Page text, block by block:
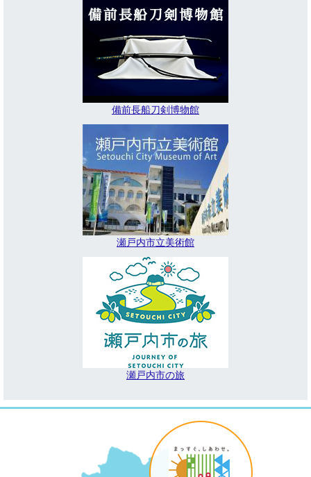
備前長船刀剣博物館
瀬戸内市立美術館
瀬戸内市の旅